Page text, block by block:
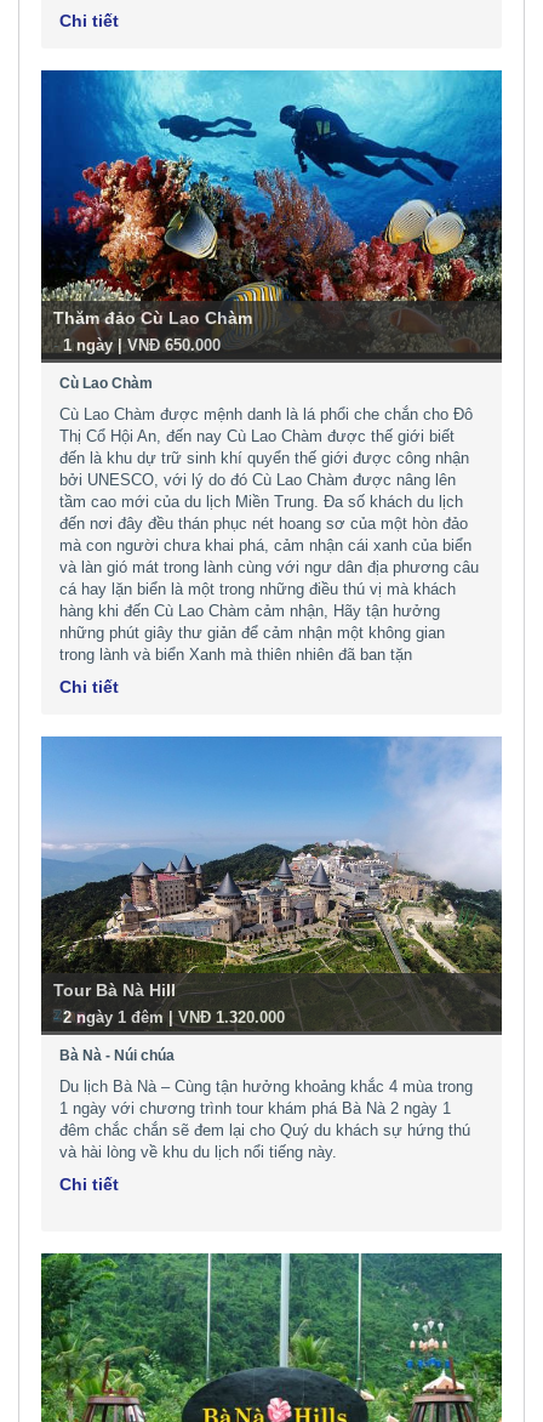
Chi tiết
Thăm đảo Cù Lao Chàm
-1 ngày | VNĐ 650.000
Cù Lao Chàm
Cù Lao Chàm được mệnh danh là lá phổi che chắn cho Đô
Thị Cổ Hội An, đến nay Cù Lao Chàm được thế giới biết
đến là khu dự trữ sinh khí quyển thế giới được công nhận
bởi UNESCO, với lý do đó Cù Lao Chàm được nâng lên
tầm cao mới của du lịch Miền Trung. Đa số khách du lịch
đến nơi đây đều thán phục nét hoang sơ của một hòn đảo
mà con người chưa khai phá, cảm nhận cái xanh của biển
và làn gió mát trong lành cùng với ngư dân địa phương câu
cá hay lặn biển là một trong những điều thú vị mà khách
hàng khi đến Cù Lao Chàm cảm nhận, Hãy tận hưởng
những phút giây thư giản để cảm nhận một không gian
trong lành và biển Xanh mà thiên nhiên đã ban tặn
Chi tiết
Tour Bà Nà Hill
-2 ngày 1 đêm | VNĐ 1.320.000
Bà Nà - Núi chúa
Du lịch Bà Nà – Cùng tận hưởng khoảng khắc 4 mùa trong
1 ngày với chương trình tour khám phá Bà Nà 2 ngày 1
đêm chắc chắn sẽ đem lại cho Quý du khách sự hứng thú
và hài lòng về khu du lịch nổi tiếng này.
Chi tiết